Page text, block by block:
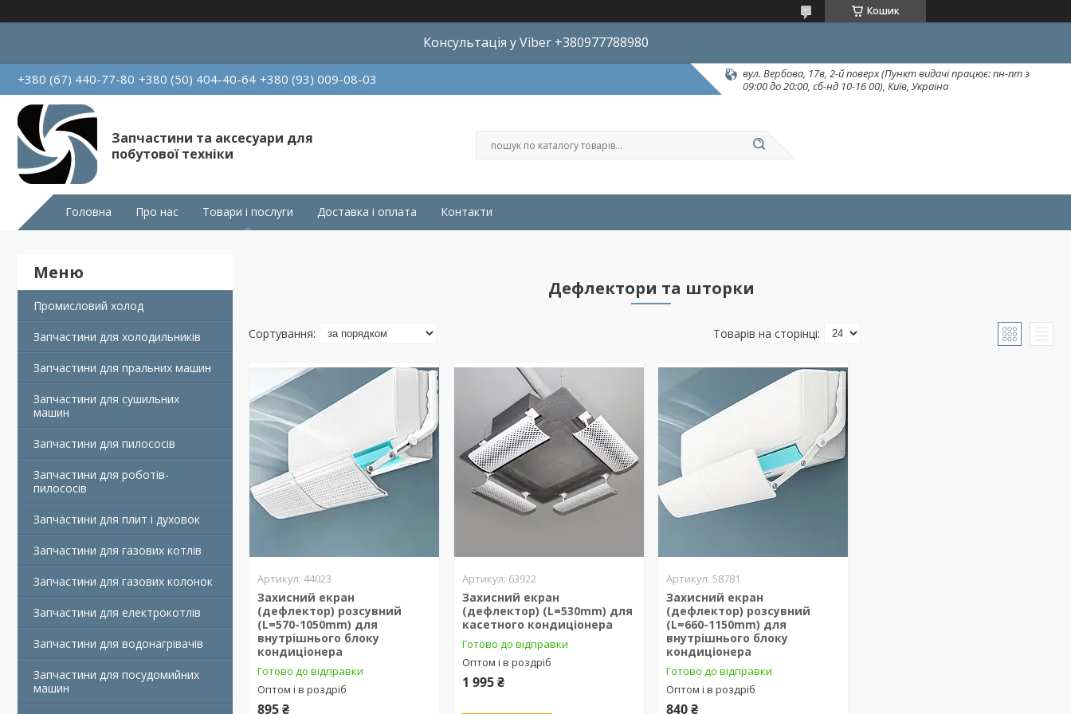
Кошик
Консультація у Viber +380977788980
+380 (67) 440-77-80 +380 (50) 404-40-64 +380 (93) 009-08-03
вул. Вербова, 17в, 2-й поверх (Пункт видачі працює: пн-пт з
09:00 до 20:00, сб-нд 10-16 00), Київ, Україна
Запчастини та аксесуари для
побутової техніки
Головна Про нас Товари і послуги Доставка і оплата Контакти
Промисловий холод
Запчастини для холодильників
Запчастини для пральних машин
Запчастини для сушильних
машин
Запчастини для пилососів
Запчастини для роботів-
пилососів
Запчастини для плит і духовок
Запчастини для газових котлів
Запчастини для газових колонок
Запчастини для електрокотлів
Запчастини для водонагрівачів
Запчастини для посудомийних
машин
Дефлектори та шторки
44023
Захисний екран
(дефлектор) розсувний
(L=570-1050mm) для
внутрішнього блоку
кондиціонера
Готово до відправки
Оптом і в роздріб
895 ₴
63922
Захисний екран
(дефлектор) (L=530mm) для
касетного кондиціонера
Готово до відправки
Оптом і в роздріб
1 995 ₴
58781
Захисний екран
(дефлектор) розсувний
(L=660-1150mm) для
внутрішнього блоку
кондиціонера
Готово до відправки
Оптом і в роздріб
840 ₴